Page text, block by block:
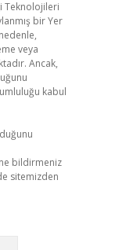
Teknolojileri
bir Yer
veya
Ancak,
kabul
bildirmeniz
sitemizden